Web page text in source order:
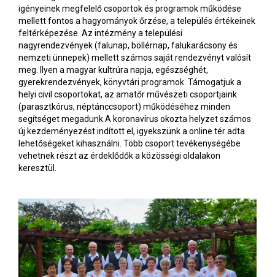
igényeinek megfelelő csoportok és programok működése
mellett fontos a hagyományok őrzése, a település értékeinek
feltérképezése. Az intézmény a települési
nagyrendezvények (falunap, böllérnap, falukarácsony és
nemzeti ünnepek) mellett számos saját rendezvényt valósít
meg. Ilyen a magyar kultrúra napja, egészséghét,
gyerekrendezvények, könyvtári programok. Támogatjuk a
helyi civil csoportokat, az amatőr művészeti csoportjaink
(parasztkórus, néptánccsoport) működéséhez minden
segítséget megadunk.A koronavírus okozta helyzet számos
új kezdeményezést indított el, igyekszünk a online tér adta
lehetőségeket kihasználni. Több csoport tevékenységébe
vehetnek részt az érdeklődők a közösségi oldalakon
keresztül.